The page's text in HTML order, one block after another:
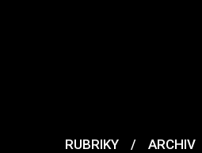
RUBRIKY / ARCHIV